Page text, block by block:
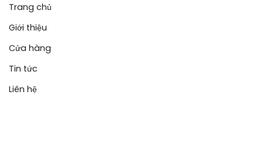
Trang chủ
Giới thiệu
Cửa hàng
Tin tức
Liên hệ